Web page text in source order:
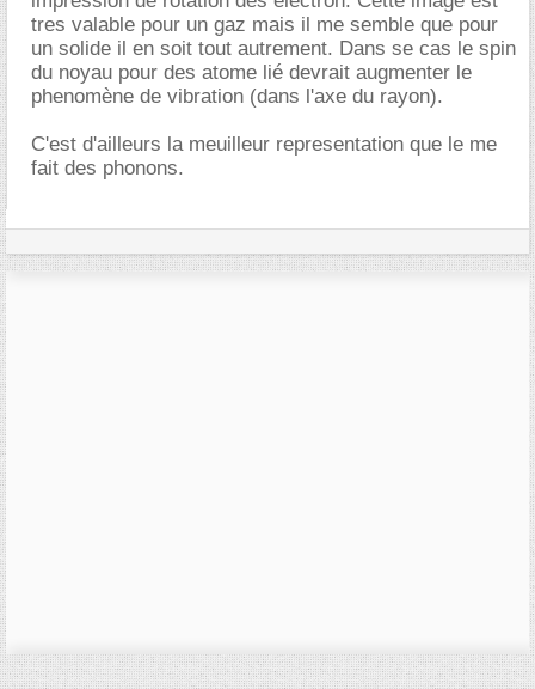
tres valable pour un gaz mais il me semble que pour
un solide il en soit tout autrement. Dans se cas le spin
du noyau pour des atome lié devrait augmenter le
phenomène de vibration (dans l'axe du rayon).
C'est d'ailleurs la meuilleur representation que le me
fait des phonons.